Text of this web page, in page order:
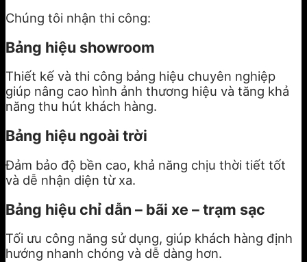
Chúng tôi nhận thi công:
Bảng hiệu showroom
Thiết kế và thi công bảng hiệu chuyên nghiệp
giúp nâng cao hình ảnh thương hiệu và tăng khả
năng thu hút khách hàng.
Bảng hiệu ngoài trời
Đảm bảo độ bền cao, khả năng chịu thời tiết tốt
và dễ nhận diện từ xa.
Bảng hiệu chỉ dẫn – bãi xe – trạm sạc
Tối ưu công năng sử dụng, giúp khách hàng định
hướng nhanh chóng và dễ dàng hơn.